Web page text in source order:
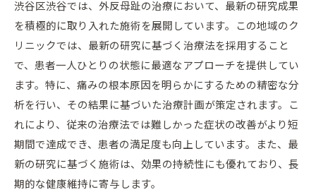
渋谷区渋谷では、外反母趾の治療において、最新の研究成果
を積極的に取り入れた施術を展開しています。この地域のク
リニックでは、最新の研究に基づく治療法を採用すること
で、患者一人ひとりの状態に最適なアプローチを提供してい
ます。特に、痛みの根本原因を明らかにするための精密な分
析を行い、その結果に基づいた治療計画が策定されます。こ
れにより、従来の治療法では難しかった症状の改善がより短
期間で達成でき、患者の満足度も向上しています。また、最
新の研究に基づく施術は、効果の持続性にも優れており、長
期的な健康維持に寄与します。